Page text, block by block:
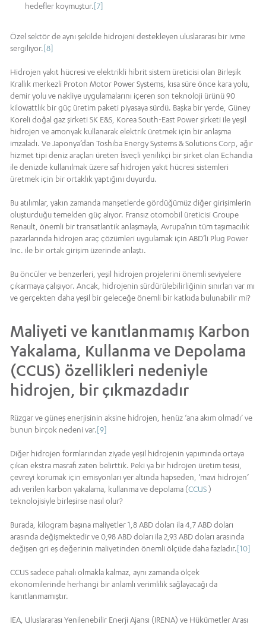
hedefler koymuştur.[7]
Özel sektör de aynı şekilde hidrojeni destekleyen uluslararası bir ivme
sergiliyor.[8]
Hidrojen yakıt hücresi ve elektrikli hibrit sistem üreticisi olan Birleşik
Krallık merkezli Proton Motor Power Systems, kısa süre önce kara yolu,
demir yolu ve nakliye uygulamalarını içeren son teknoloji ürünü 90
kilowattlık bir güç üretim paketi piyasaya sürdü. Başka bir yerde, Güney
Koreli doğal gaz şirketi SK E&S, Korea South-East Power şirketi ile yeşil
hidrojen ve amonyak kullanarak elektrik üretmek için bir anlaşma
imzaladı. Ve Japonya’dan Toshiba Energy Systems & Solutions Corp, ağır
hizmet tipi deniz araçları üreten İsveçli yenilikçi bir şirket olan Echandia
ile denizde kullanılmak üzere saf hidrojen yakıt hücresi sistemleri
üretmek için bir ortaklık yaptığını duyurdu.
Bu atılımlar, yakın zamanda manşetlerde gördüğümüz diğer girişimlerin
oluşturduğu temelden güç alıyor. Fransız otomobil üreticisi Groupe
Renault, önemli bir transatlantik anlaşmayla, Avrupa’nın tüm taşımacılık
pazarlarında hidrojen araç çözümleri uygulamak için ABD’li Plug Power
Inc. ile bir ortak girişim üzerinde anlaştı.
Bu öncüler ve benzerleri, yeşil hidrojen projelerini önemli seviyelere
çıkarmaya çalışıyor. Ancak, hidrojenin sürdürülebilirliğinin sınırları var mı
ve gerçekten daha yeşil bir geleceğe önemli bir katkıda bulunabilir mi?
Maliyeti ve kanıtlanmamış Karbon
Yakalama, Kullanma ve Depolama
(CCUS) özellikleri nedeniyle
hidrojen, bir çıkmazdadır
Rüzgar ve güneş enerjisinin aksine hidrojen, henüz ‘ana akım olmadı’ ve
bunun birçok nedeni var.[9]
Diğer hidrojen formlarından ziyade yeşil hidrojenin yapımında ortaya
çıkan ekstra masrafı zaten belirttik. Peki ya bir hidrojen üretim tesisi,
çevreyi korumak için emisyonları yer altında hapseden, ‘mavi hidrojen’
adı verilen karbon yakalama, kullanma ve depolama (CCUS)
teknolojisiyle birleşirse nasıl olur?
Burada, kilogram başına maliyetler 1,8 ABD doları ila 4,7 ABD doları
arasında değişmektedir ve 0,98 ABD doları ila 2,93 ABD doları arasında
değişen gri eş değerinin maliyetinden önemli ölçüde daha fazladır.[10]
CCUS sadece pahalı olmakla kalmaz, aynı zamanda ölçek
ekonomilerinde herhangi bir anlamlı verimlilik sağlayacağı da
kanıtlanmamıştır.
IEA, Uluslararası Yenilenebilir Enerji Ajansı (IRENA) ve Hükümetler Arası